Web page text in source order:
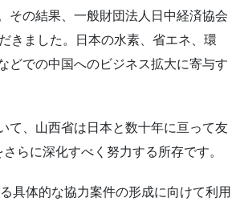
その結果、一般財団法人日中経済協会
きました。日本の水素、省エネ、環
どでの中国へのビジネス拡大に寄与す
、山西省は日本と数十年に亘って友
らに深化すべく努力する所存です。
具体的な協力案件の形成に向けて利用